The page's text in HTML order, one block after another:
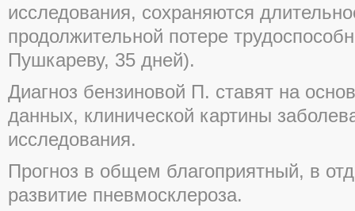
исследования, сохраняются
продолжительной потере
Пушкареву, 35 дней).
Диагноз бензиновой П. ставят на
данных, клинической картины
исследования.
Прогноз в общем благоприятный, в
развитие пневмосклероза.